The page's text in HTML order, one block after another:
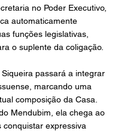
no Poder Executivo,
automaticamente
funções legislativas,
o suplente da coligação.
passará a integrar
marcando uma
composição da Casa.
Mendubim, ela chega ao
conquistar expressiva